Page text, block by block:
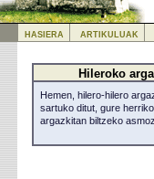
Hileroko
Hemen, hilero-hilero
sartuko ditut, gure
argazkitan biltzeko asmoz.
hasiera artikuluak